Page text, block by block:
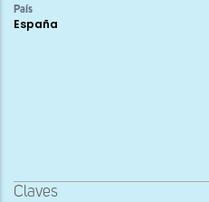
País
España
Claves